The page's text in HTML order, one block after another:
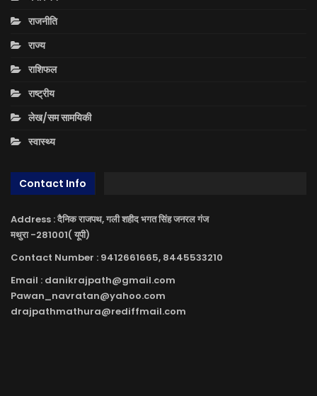
राजनीति
राज्य
राशिफल
राष्ट्रीय
लेख/सम सामयिकी
स्वास्थ्य
Contact Info
Address : दैनिक राजपथ, गली शहीद भगत सिंह जनरल गंज
मथुरा -281001( यूपी)
Contact Number : 9412661665, 8445533210
Email : danikrajpath@gmail.com
Pawan_navratan@yahoo.com
drajpathmathura@rediffmail.com